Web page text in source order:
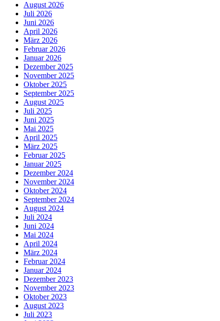
August 2026
Juli 2026
Juni 2026
April 2026
März 2026
Februar 2026
Januar 2026
Dezember 2025
November 2025
Oktober 2025
September 2025
August 2025
Juli 2025
Juni 2025
Mai 2025
April 2025
März 2025
Februar 2025
Januar 2025
Dezember 2024
November 2024
Oktober 2024
September 2024
August 2024
Juli 2024
Juni 2024
Mai 2024
April 2024
März 2024
Februar 2024
Januar 2024
Dezember 2023
November 2023
Oktober 2023
August 2023
Juli 2023